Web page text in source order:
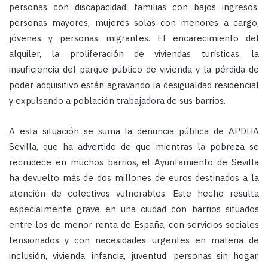
personas con discapacidad, familias con bajos ingresos,
personas mayores, mujeres solas con menores a cargo,
jóvenes y personas migrantes. El encarecimiento del
alquiler, la proliferación de viviendas turísticas, la
insuficiencia del parque público de vivienda y la pérdida de
poder adquisitivo están agravando la desigualdad residencial
y expulsando a población trabajadora de sus barrios.
A esta situación se suma la denuncia pública de APDHA
Sevilla, que ha advertido de que mientras la pobreza se
recrudece en muchos barrios, el Ayuntamiento de Sevilla
ha devuelto más de dos millones de euros destinados a la
atención de colectivos vulnerables. Este hecho resulta
especialmente grave en una ciudad con barrios situados
entre los de menor renta de España, con servicios sociales
tensionados y con necesidades urgentes en materia de
inclusión, vivienda, infancia, juventud, personas sin hogar,